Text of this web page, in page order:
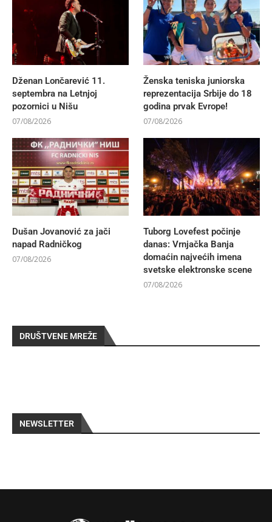
Dženan Lončarević 11.
septembra na Letnjoj
pozornici u Nišu
07/08/2026
Ženska teniska juniorska
reprezentacija Srbije do 18
godina prvak Evrope!
07/08/2026
Dušan Jovanović za jači
napad Radničkog
07/08/2026
Tuborg Lovefest počinje
danas: Vrnjačka Banja
domaćin najvećih imena
svetske elektronske scene
07/08/2026
DRUŠTVENE MREŽE
NEWSLETTER